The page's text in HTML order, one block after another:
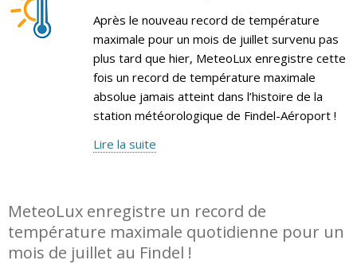
Après le nouveau record de température
maximale pour un mois de juillet survenu pas
plus tard que hier, MeteoLux enregistre cette
fois un record de température maximale
absolue jamais atteint dans l’histoire de la
station météorologique de Findel-Aéroport !
Lire la suite
MeteoLux enregistre un record de
température maximale quotidienne pour un
mois de juillet au Findel !